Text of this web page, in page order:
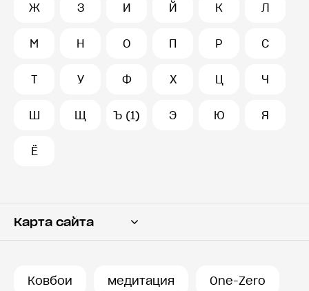
Ж З И Й К Л
М Н О П Р С
Т У Ф Х Ц Ч
Ш Щ Ъ (1) Э Ю Я
Ё
Карта сайта
Ковбои медитация One-Zero